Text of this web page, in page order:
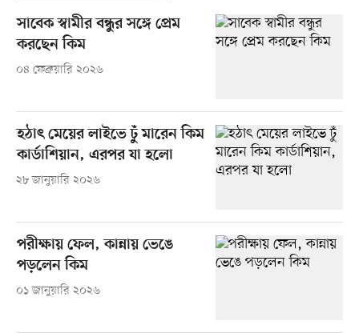
সাবেক স্বামীর বন্ধুর সঙ্গে প্রেম
করছেন কিম
০৪ ফেব্রুয়ারি ২০২৬
হঠাৎ মেয়ের লাইভে ঢুঁ মারেন কিম
কার্ডাশিয়ান, এরপর যা হলো
২৮ জানুয়ারি ২০২৬
পরীক্ষায় ফেল, কান্নায় ভেঙে
পড়লেন কিম
০১ জানুয়ারি ২০২৬